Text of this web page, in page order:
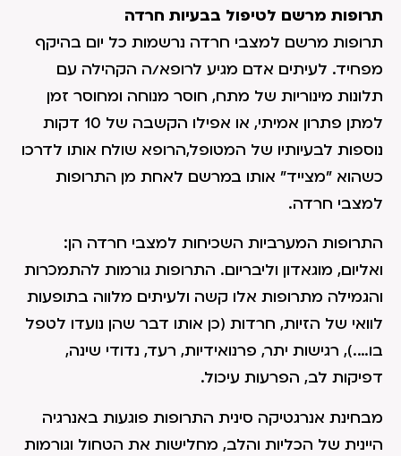
תרופות מרשם לטיפול בבעיות חרדה
תרופות מרשם למצבי חרדה נרשמות כל יום בהיקף
מפחיד. לעיתים אדם מגיע לרופא/ה הקהילה עם
תלונות מינוריות של מתח, חוסר מנוחה ומחוסר זמן
למתן פתרון אמיתי, או אפילו הקשבה של 10 דקות
נוספות לבעיותיו של המטופל,הרופא שולח אותו לדרכו
כשהוא "מצייד" אותו במרשם לאחת מן התרופות
למצבי חרדה.
התרופות המערביות השכיחות למצבי חרדה הן:
ואליום, מוגאדון וליבריום. התרופות גורמות להתמכרות
והגמילה מתרופות אלו קשה ולעיתים מלווה בתופעות
לוואי של הזיות, חרדות (כן אותו דבר שהן נועדו לטפל
בו….), רגישות יתר, פרנואידיות, רעד, נדודי שינה,
דפיקות לב, הפרעות עיכול.
מבחינת אנרגטיקה סינית התרופות פוגעות באנרגיה
היינית של הכליות והלב, מחלישות את הטחול וגורמות